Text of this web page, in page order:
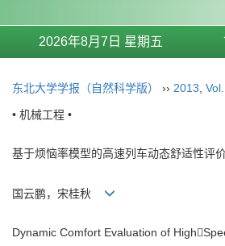
2026年8月7日 星期五
东北大学学报（自然科学版） ›› 2013
• 机械工程 •
基于烦恼率模型的高速列车动态舒适性评
国云鹏，宋桂秋
Dynamic Comfort Evaluation of